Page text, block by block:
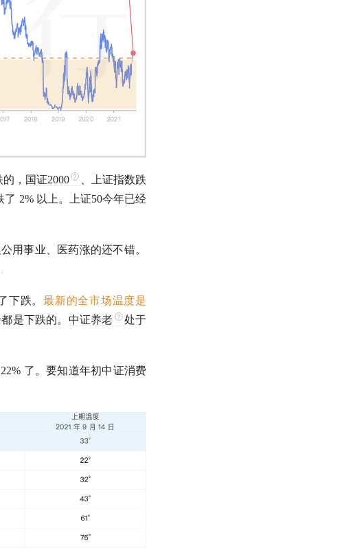
， 国证2000
、上证指数跌
了 2% 以上。 上证50今年已经
用事业、医药涨的还不错。
下跌。最新的全市场温度是
是下跌的。 中证养老
处于
了。要知道年初中证消费